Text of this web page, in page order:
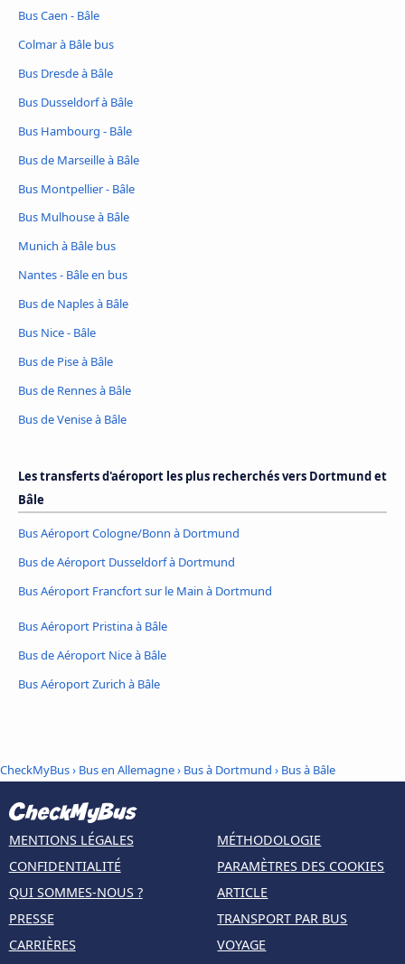
Bus Caen - Bâle
Colmar à Bâle bus
Bus Dresde à Bâle
Bus Dusseldorf à Bâle
Bus Hambourg - Bâle
Bus de Marseille à Bâle
Bus Montpellier - Bâle
Bus Mulhouse à Bâle
Munich à Bâle bus
Nantes - Bâle en bus
Bus de Naples à Bâle
Bus Nice - Bâle
Bus de Pise à Bâle
Bus de Rennes à Bâle
Bus de Venise à Bâle
Les transferts d'aéroport les plus recherchés vers Dortmund et
Bâle
Bus Aéroport Cologne/Bonn à Dortmund
Bus de Aéroport Dusseldorf à Dortmund
Bus Aéroport Francfort sur le Main à Dortmund
Bus Aéroport Pristina à Bâle
Bus de Aéroport Nice à Bâle
Bus Aéroport Zurich à Bâle
CheckMyBus› Bus en Allemagne› Bus à Dortmund › Bus à Bâle
MENTIONS LÉGALES
CONFIDENTIALITÉ
QUI SOMMES-NOUS ?
PRESSE
CARRIÈRES
MÉTHODOLOGIE
PARAMÈTRES DES COOKIES
ARTICLE
TRANSPORT PAR BUS
VOYAGE